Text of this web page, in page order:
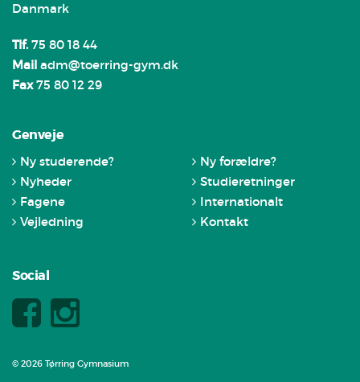
Danmark
Tlf.75 80 18 44
Mail adm@toerring-gym.dk
Fax 75 80 12 29
Genveje
Ny studerende?
Ny forældre?
Nyheder
Studieretninger
Fagene
Internationalt
Vejledning
Kontakt
Social
© 2026 Tørring Gymnasium